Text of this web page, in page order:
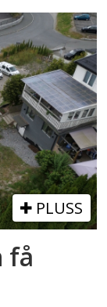
PLUSS
få